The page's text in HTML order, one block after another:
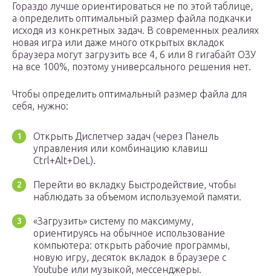
Гораздо лучше ориентироваться не по этой таблице,
а определить оптимальный размер файла подкачки
исходя из конкретных задач. В современных реалиях
новая игра или даже много открытых вкладок
браузера могут загрузить все 4, 6 или 8 гигабайт ОЗУ
на все 100%, поэтому универсального решения нет.
Чтобы определить оптимальный размер файла для
себя, нужно:
Открыть Диспетчер задач (через Панель
управления или комбинацию клавиш
Ctrl+Alt+DeL).
Перейти во вкладку Быстродействие, чтобы
наблюдать за объемом используемой памяти.
«Загрузить» систему по максимуму,
ориентируясь на обычное использование
компьютера: открыть рабочие программы,
новую игру, десяток вкладок в браузере с
Youtube или музыкой, мессенджеры.